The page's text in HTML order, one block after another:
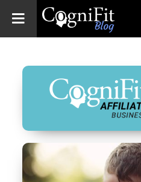
Blog: Brain
Health
News
Brain Training,
Mental Health, and
Wellness